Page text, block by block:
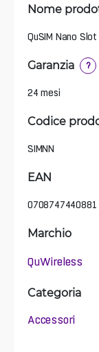
Nome
QuSIM Nano
Garanzia ?
24 mesi
Codice
SIMNN
EAN
0708747440881
Marchio
QuWireless
Categoria
Accessori